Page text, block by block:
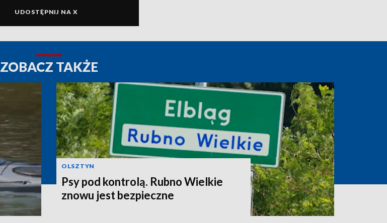
UDOSTĘPNIJ NA X
ZOBACZ TAKŻE
OLSZTYN
Psy pod kontrolą. Rubno Wielkie
znowu jest bezpieczne